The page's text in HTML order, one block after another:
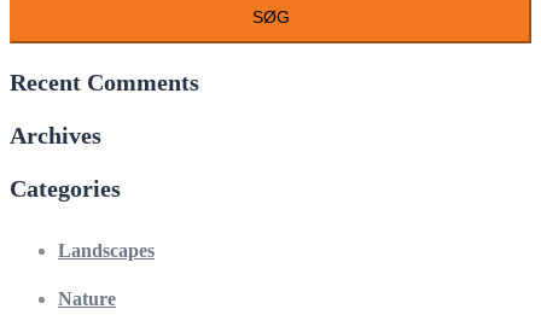
Recent Comments
Archives
Categories
Landscapes
Nature